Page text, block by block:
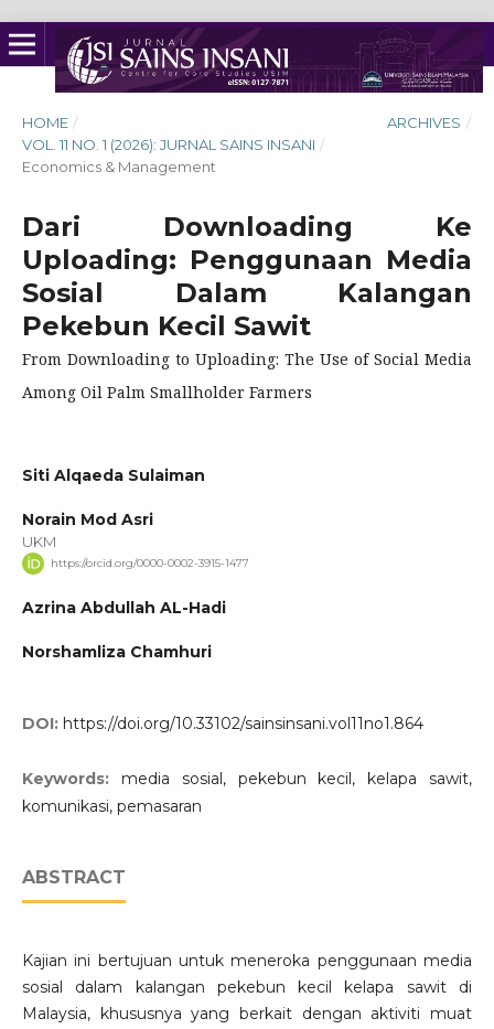
HOME / ARCHIVES /
VOL. 11 NO. 1 (2026): JURNAL SAINS INSANI /
Economics & Management
Dari Downloading Ke
Uploading: Penggunaan Media
Sosial Dalam Kalangan
Pekebun Kecil Sawit
From Downloading to Uploading: The Use of Social Media
Among Oil Palm Smallholder Farmers
Siti Alqaeda Sulaiman
Norain Mod Asri
UKM
https://orcid.org/0000-0002-3915-1477
Azrina Abdullah AL-Hadi
Norshamliza Chamhuri
DOI: https://doi.org/10.33102/sainsinsani.vol11no1.864
Keywords: media sosial, pekebun kecil, kelapa sawit,
komunikasi, pemasaran
ABSTRACT
Kajian ini bertujuan untuk meneroka penggunaan media
sosial dalam kalangan pekebun kecil kelapa sawit di
Malaysia, khususnya yang berkait dengan aktiviti muat